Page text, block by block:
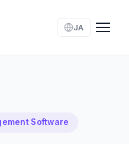
JA
Software